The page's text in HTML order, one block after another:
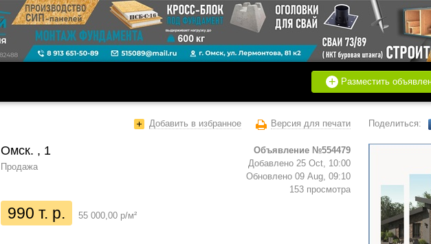
+ Разместить
Добавить в избранное Версия для печати Поделиться:
Объявление №554479
Добавлено 25 Oct, 10:00
Обновлено 09 Aug, 09:10
153 просмотра
Продажа
Омск. , 1
990 т. р. 55 000,00 р/м²